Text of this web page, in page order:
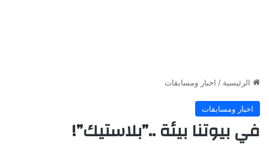
الرئيسية / اخبار ومسابقات
اخبار ومسابقات
في بيوتنا بيئة ..”بلاستيك”!